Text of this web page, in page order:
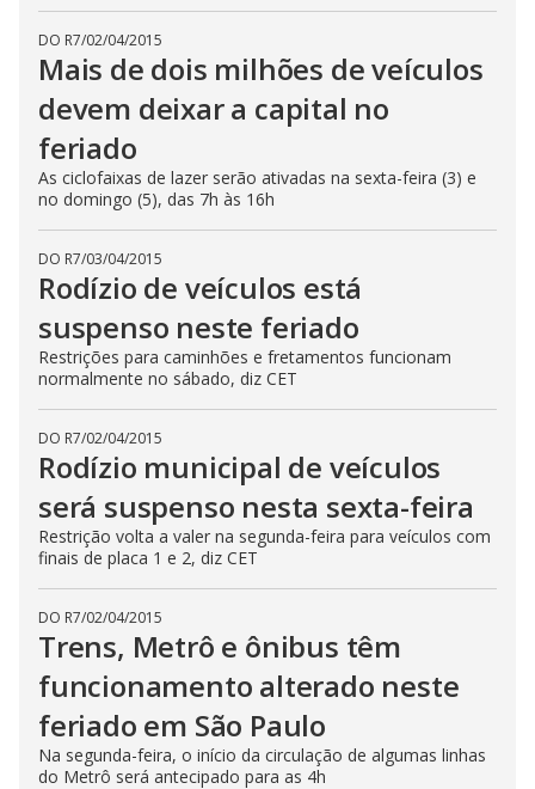
DO R7/02/04/2015
Mais de dois milhões de veículos
devem deixar a capital no
feriado
As ciclofaixas de lazer serão ativadas na sexta-feira (3) e
no domingo (5), das 7h às 16h
DO R7/03/04/2015
Rodízio de veículos está
suspenso neste feriado
Restrições para caminhões e fretamentos funcionam
normalmente no sábado, diz CET
DO R7/02/04/2015
Rodízio municipal de veículos
será suspenso nesta sexta-feira
Restrição volta a valer na segunda-feira para veículos com
finais de placa 1 e 2, diz CET
DO R7/02/04/2015
Trens, Metrô e ônibus têm
funcionamento alterado neste
feriado em São Paulo
Na segunda-feira, o início da circulação de algumas linhas
do Metrô será antecipado para as 4h